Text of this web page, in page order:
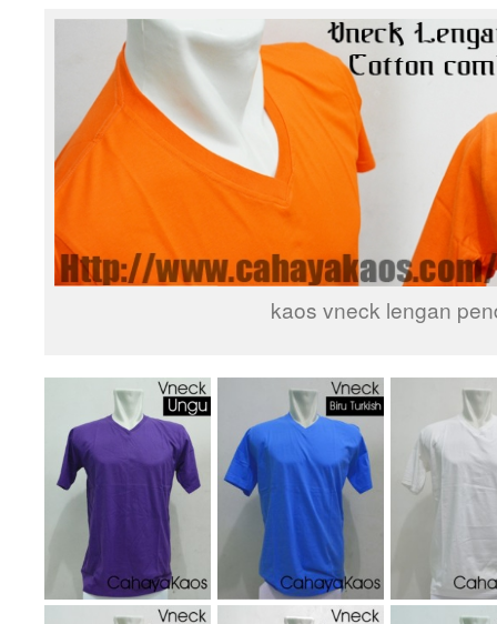
kaos vneck lengan